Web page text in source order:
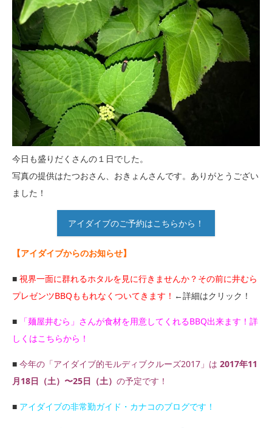
今日も盛りだくさんの１日でした。
写真の提供はたつおさん、おきょんさんです。ありがとうござい
ました！
アイダイブのご予約はこちらから！
【アイダイブからのお知らせ】
■ 視界一面に群れるホタルを見に行きませんか？その前に井むら
プレゼンツBBQももれなくついてきます！ ←詳細はクリック！
■
「麺屋井むら」さんが食材を用意してくれるBBQ出来ます！詳
しくはこちらから！
■ 今年の「アイダイブ的モルディブクルーズ2017」は 2017年11
月18日（土）〜25日（土） の予定です！
■ アイダイブの非常勤ガイド・カナコのブログです！